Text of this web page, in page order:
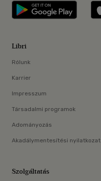
Libri
Libri
Rólunk
Karrier
Impresszum
Társadalmi programok
Adományozás
Akadálymentesítési nyilatkozat
Szolgáltatás